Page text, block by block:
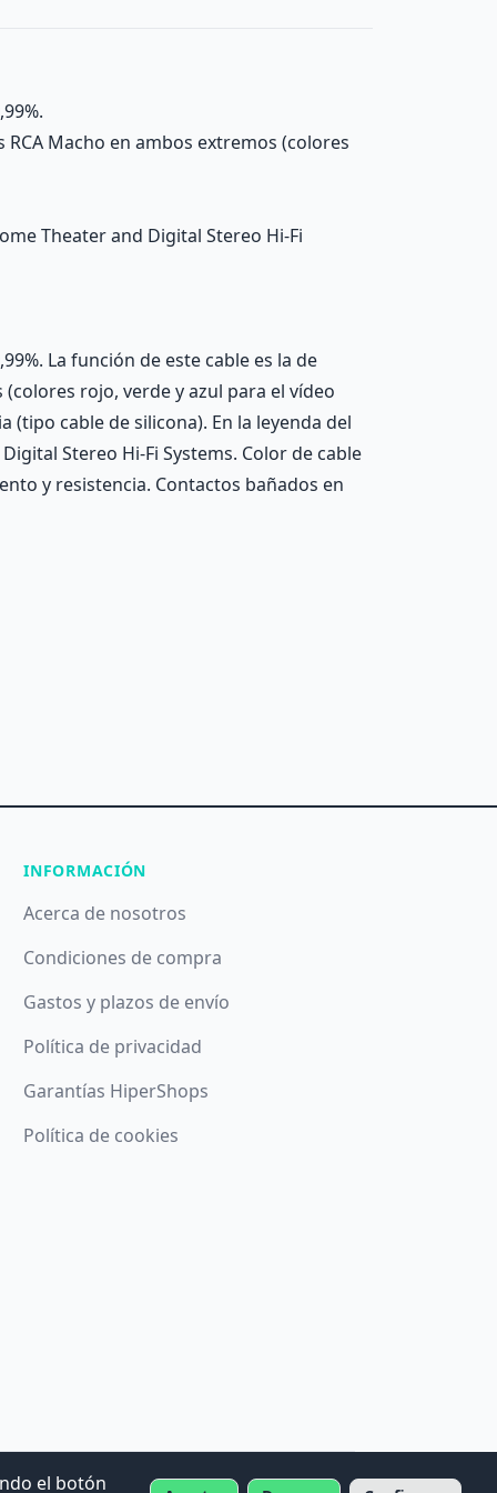
Macho en ambos extremos (colores
Theater and Digital Stereo Hi-Fi
La función de este cable es la de
rojo, verde y azul para el vídeo
(tipo cable de silicona). En la leyenda del
Stereo Hi-Fi Systems. Color de cable
y resistencia. Contactos bañados en
INFORMACIÓN
Acerca de nosotros
Condiciones de compra
Gastos y plazos de envío
Política de privacidad
Garantías HiperShops
Política de cookies
el botón